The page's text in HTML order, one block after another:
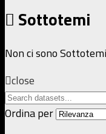
Sottotemi
Non ci sono
close
Ordina per